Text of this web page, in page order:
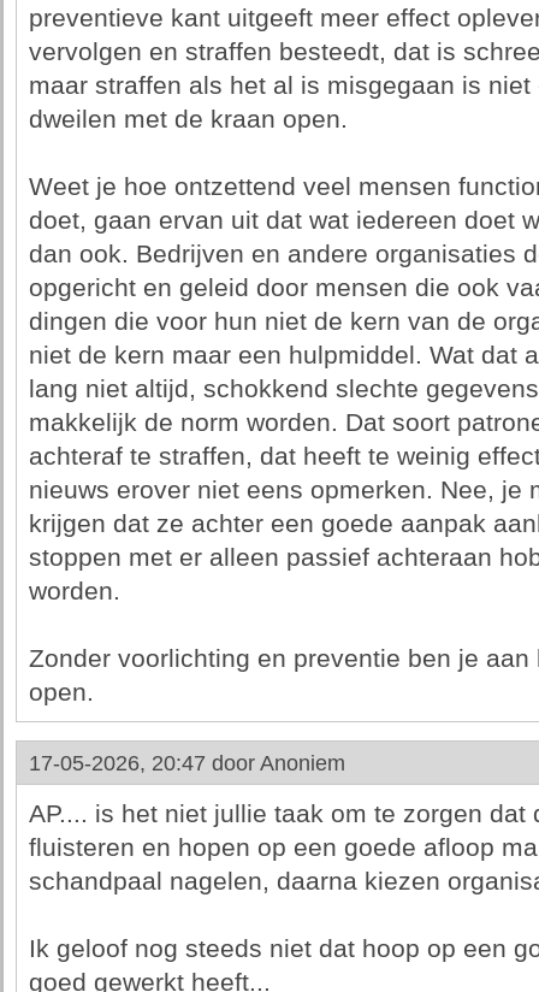
preventieve kant uitgeeft meer effect
vervolgen en straffen besteedt, dat is
maar straffen als het al is misgegaan is
dweilen met de kraan open.
Weet je hoe ontzettend veel mensen
doet, gaan ervan uit dat wat iedereen doet
dan ook. Bedrijven en andere organisaties
opgericht en geleid door mensen die ook
dingen die voor hun niet de kern van de
niet de kern maar een hulpmiddel. Wat dat
lang niet altijd, schokkend slechte
makkelijk de norm worden. Dat soort
achteraf te straffen, dat heeft te weinig
nieuws erover niet eens opmerken. Nee, je
krijgen dat ze achter een goede aanpak
stoppen met er alleen passief achteraan
worden.
Zonder voorlichting en preventie ben je
open.
17-05-2026, 20:47 door Anoniem
AP.... is het niet jullie taak om te zorgen dat
fluisteren en hopen op een goede afloop
schandpaal nagelen, daarna kiezen
Ik geloof nog steeds niet dat hoop op een
goed gewerkt heeft...